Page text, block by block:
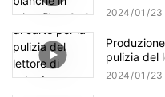
2024 01 23
pulizia del
2024 01 23